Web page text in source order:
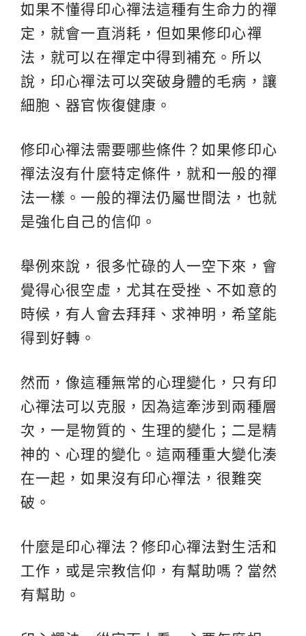
如果不懂得印心禪法這種有生命力的禪
定，就會一直消耗，但如果修印心禪
法，就可以在禪定中得到補充。所以
說，印心禪法可以突破身體的毛病，讓
細胞、器官恢復健康。
修印心禪法需要哪些條件？如果修印心
禪法沒有什麼特定條件，就和一般的禪
法一樣。一般的禪法仍屬世間法，也就
是強化自己的信仰。
舉例來說，很多忙碌的人一空下來，會
覺得心很空虛，尤其在受挫、不如意的
時候，有人會去拜拜、求神明，希望能
得到好轉。
然而，像這種無常的心理變化，只有印
心禪法可以克服，因為這牽涉到兩種層
次，一是物質的、生理的變化；二是精
神的、心理的變化。這兩種重大變化湊
在一起，如果沒有印心禪法，很難突
破。
什麼是印心禪法？修印心禪法對生活和
工作，或是宗教信仰，有幫助嗎？當然
有幫助。